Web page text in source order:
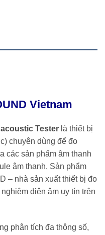
Vietnam
Tester là thiết bị
chuyên dùng để đo
các sản phẩm âm thanh
âm thanh. Sản phẩm
– nhà sản xuất thiết bị đo
điện âm uy tín trên
phân tích đa thông số,